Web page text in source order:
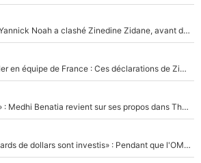
«Ça pue du c*l» : Quand Yannick Noah a clashé Zinedine Zidane, avant de se faire recadrer par le nouveau sélectionneur de l'équipe de France !
Michael Olise va se régaler en équipe de France : Ces déclarations de Zinedine Zidane qui prouvent qu'il va tout miser sur la star du Bayern Munich !
«Ç'a a été mal interprêté» : Medhi Benatia revient sur ses propos dans The Bridge et précise ses conditions pour rejoindre le PSG !
«Des milliards et des milliards de dollars sont investis» : Pendant que l'OM est en pleine crise financière, Frank McCourt lance un nouveau projet à 260M€ !